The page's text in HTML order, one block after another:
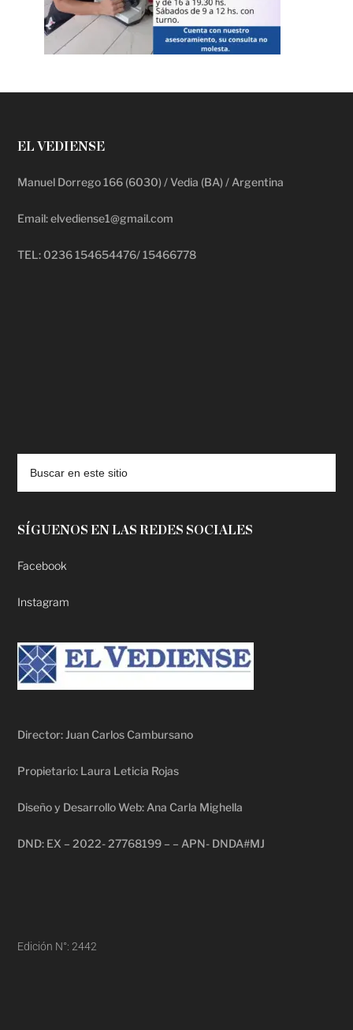
EL VEDIENSE
Manuel Dorrego 166 (6030) / Vedia (BA) / Argentina
Email: elvediense1@gmail.com
TEL: 0236 154654476/ 15466778
SÍGUENOS EN LAS REDES SOCIALES
Facebook
Instagram
Director: Juan Carlos Cambursano
Propietario: Laura Leticia Rojas
Diseño y Desarrollo Web: Ana Carla Mighella
DND: EX – 2022- 27768199 – – APN- DNDA#MJ
Edición N°: 2442